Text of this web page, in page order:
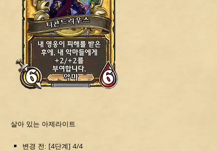
살아 있는 아제라이트
변경 전: [4단계] 4/4